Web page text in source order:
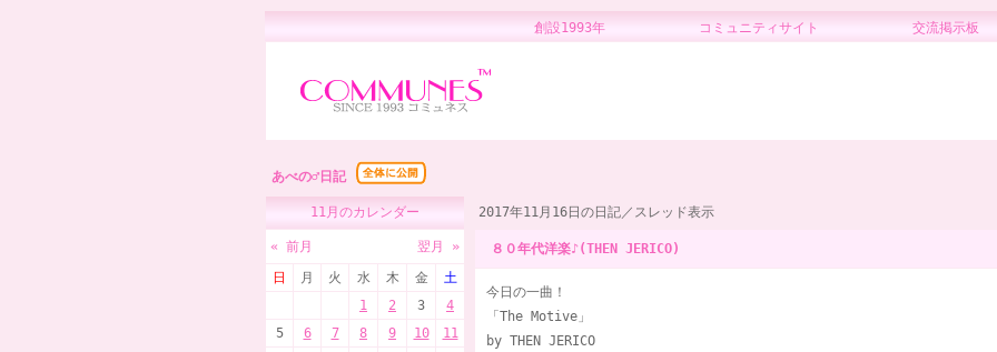
創設1993年 コミュニティサイト 交流掲示板
あべの♂日記
11月のカレンダー
« 前月
翌月 »
日
月 火 水 木 金
土
1
2 3
4
5
6 7 8 9 10
11
2017年11月16日の日記／スレッド表示
８０年代洋楽♪(THEN JERICO)
今日の一曲！
「The Motive」
by THEN JERICO